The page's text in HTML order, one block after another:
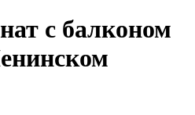
с балконом